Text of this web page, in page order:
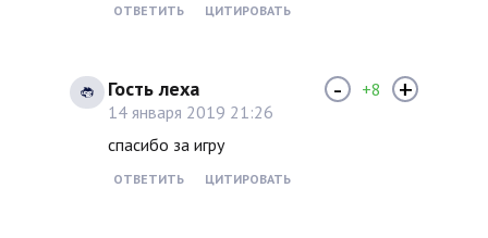
ОТВЕТИТЬ ЦИТИРОВАТЬ
Гость леха
14 января 2019 21:26
спасибо за игру
ОТВЕТИТЬ ЦИТИРОВАТЬ
- +8 +